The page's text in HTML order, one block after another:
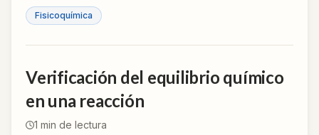
Fisicoquímica
Verificación del equilibrio químico
en una reacción
1 min de lectura